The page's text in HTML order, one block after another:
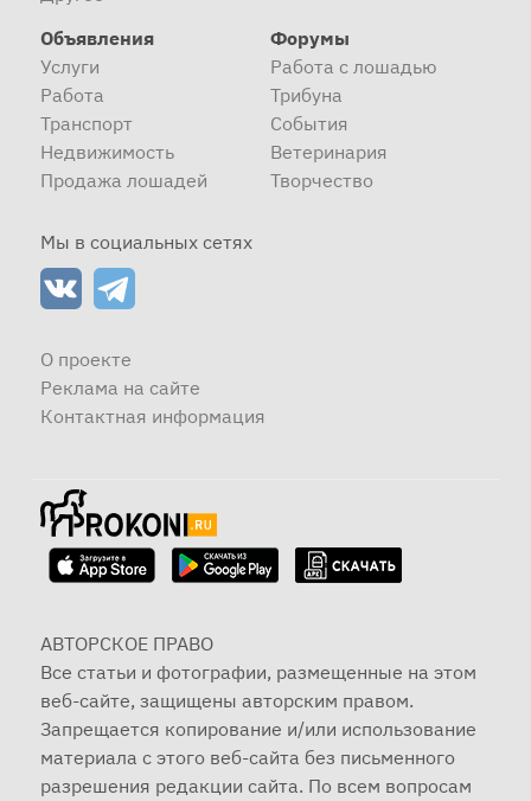
Объявления
Услуги
Работа
Транспорт
Недвижимость
Продажа лошадей
Форумы
Работа с лошадью
Трибуна
События
Ветеринария
Творчество
Мы в социальных сетях
О проекте
Реклама на сайте
Контактная информация
АВТОРСКОЕ ПРАВО
Все статьи и фотографии, размещенные на этом
веб-сайте, защищены авторским правом.
Запрещается копирование и/или использование
материала с этого веб-сайта без письменного
разрешения редакции сайта. По всем вопросам